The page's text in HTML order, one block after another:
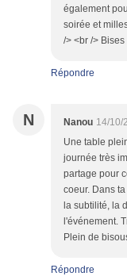
également
soirée et
/> <br /> Bises
Répondre
N Nanou 14/10/
Une table
journée très
partage pour
coeur. Dans
la subtilité, la
l'événement.
Plein de
Répondre